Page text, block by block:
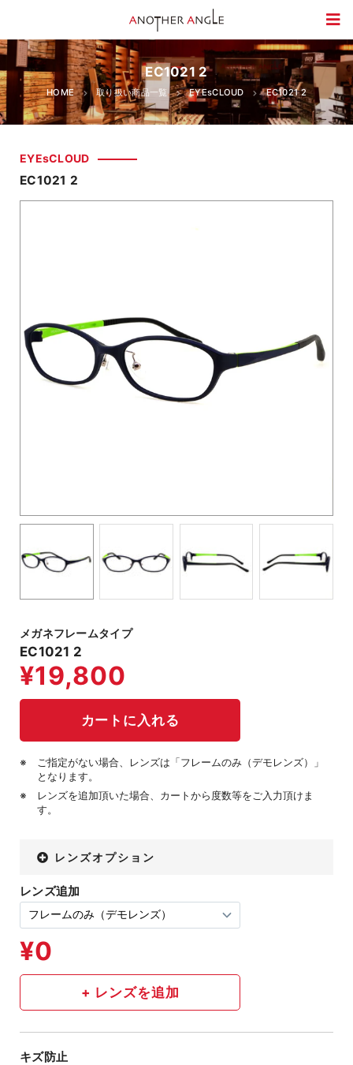
EC1021 2
HOME 取り扱い商品一覧 EYEsCLOUD EC1021 2
EYEsCLOUD
EC1021 2
メガネフレームタイプ
EC1021 2
ご指定がない場合、レンズは「フレームのみ（デモレンズ）」
となります。
レンズを追加頂いた場合、カートから度数等をご入力頂けま
す。
レンズオプション
レンズ追加
キズ防止